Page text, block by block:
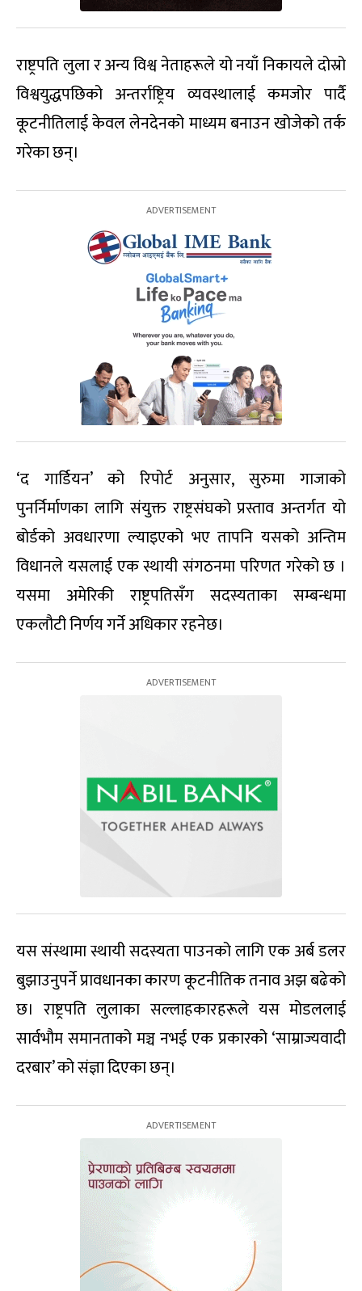
राष्ट्रपति लुला र अन्य विश्व नेताहरूले यो नयाँ निकायले दोस्रो
विश्वयुद्धपछिको अन्तर्राष्ट्रिय व्यवस्थालाई कमजोर पार्दै
कूटनीतिलाई केवल लेनदेनको माध्यम बनाउन खोजेको तर्क
गरेका छन्।
‘द गार्डियन’ को रिपोर्ट अनुसार, सुरुमा गाजाको
पुनर्निर्माणका लागि संयुक्त राष्ट्रसंघको प्रस्ताव अन्तर्गत यो
बोर्डको अवधारणा ल्याइएको भए तापनि यसको अन्तिम
विधानले यसलाई एक स्थायी संगठनमा परिणत गरेको छ ।
यसमा अमेरिकी राष्ट्रपतिसँग सदस्यताका सम्बन्धमा
एकलौटी निर्णय गर्ने अधिकार रहनेछ।
यस संस्थामा स्थायी सदस्यता पाउनको लागि एक अर्ब डलर
बुझाउनुपर्ने प्रावधानका कारण कूटनीतिक तनाव अझ बढेको
छ। राष्ट्रपति लुलाका सल्लाहकारहरूले यस मोडललाई
सार्वभौम समानताको मञ्च नभई एक प्रकारको ‘साम्राज्यवादी
दरबार’ को संज्ञा दिएका छन्।